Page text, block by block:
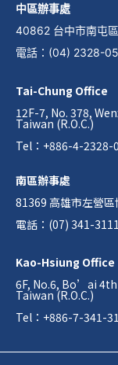
中區辦事處
40862 台中市南屯
電話 ： (04) 2328-
Tai-Chung Office
12F-7, No. 378,
Taiwan (R.O.C.)
Tel：+886-4-2328-
南區辦事處
81369 高雄市左營
電話：(07) 341-
Kao-Hsiung Office
6F, No.6, Bo’ai
Taiwan (R.O.C.)
Tel：+886-7-341-